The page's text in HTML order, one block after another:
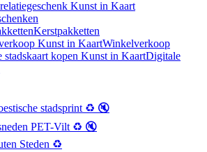
Kerstpakketten
Winkelverkoop
Digitale
stadsprint ♻️ 🔇
PET-Vilt ♻️ 🔇
Steden ♻️